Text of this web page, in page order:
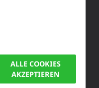
567 0
ALLE COOKIES
AKZEPTIEREN